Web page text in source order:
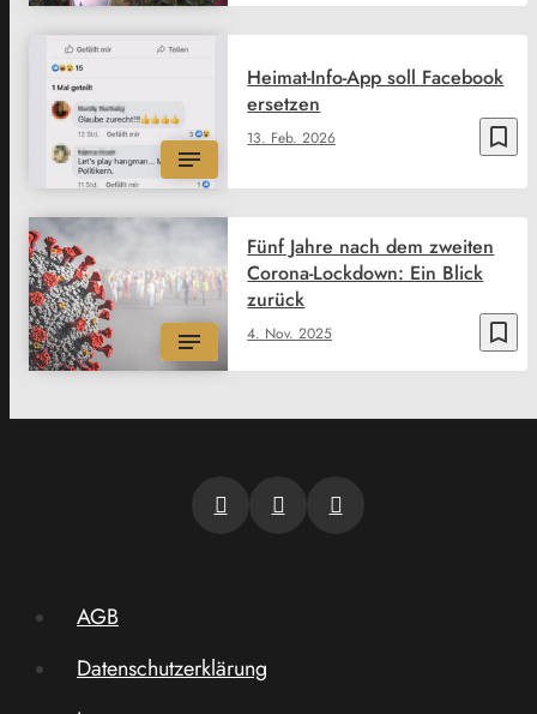
bookmark_border
13. Feb. 2026
Heimat-Info-App soll Facebook
ersetzen
bookmark_border
4. Nov. 2025
Fünf Jahre nach dem zweiten
Corona-Lockdown: Ein Blick
zurück
AGB
Datenschutzerklärung